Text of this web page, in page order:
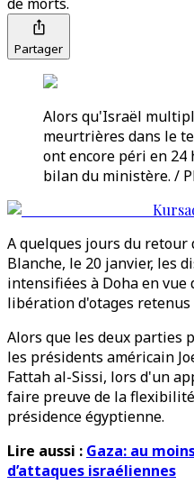
Partager
Alors qu'Israël
meurtrières dans le
ont encore péri en
bilan du ministère. /
A quelques jours du retour
Blanche, le 20 janvier, les
intensifiées à Doha en vue
libération d'otages retenus
Alors que les deux parties
les présidents américain
Fattah al-Sissi, lors d'un
faire preuve de la
présidence égyptienne.
Lire aussi : Gaza: au
d’attaques israéliennes